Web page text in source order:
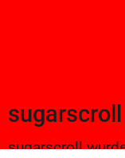
sugarscroll
sugarscroll